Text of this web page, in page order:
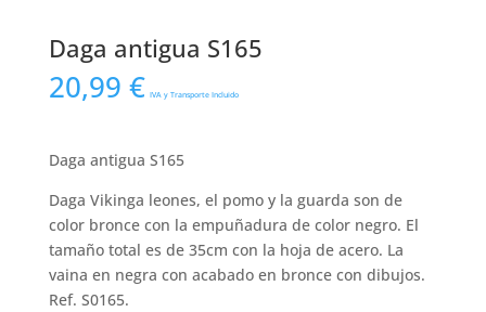
Daga antigua S165
20,99 € IVA y Transporte Incluido
Daga antigua S165
Daga Vikinga leones, el pomo y la guarda son de
color bronce con la empuñadura de color negro. El
tamaño total es de 35cm con la hoja de acero. La
vaina en negra con acabado en bronce con dibujos.
Ref. S0165.